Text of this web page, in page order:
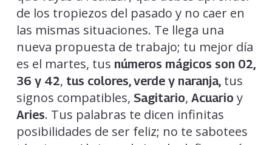
de los tropiezos del pasado y no caer en
las mismas situaciones. Te llega una
nueva propuesta de trabajo; tu mejor día
es el martes, tus números mágicos son 02,
36 y 42, tus colores, verde y naranja,tus
signos compatibles, Sagitario, Acuario y
Aries. Tus palabras te dicen infinitas
posibilidades de ser feliz; no te sabotees